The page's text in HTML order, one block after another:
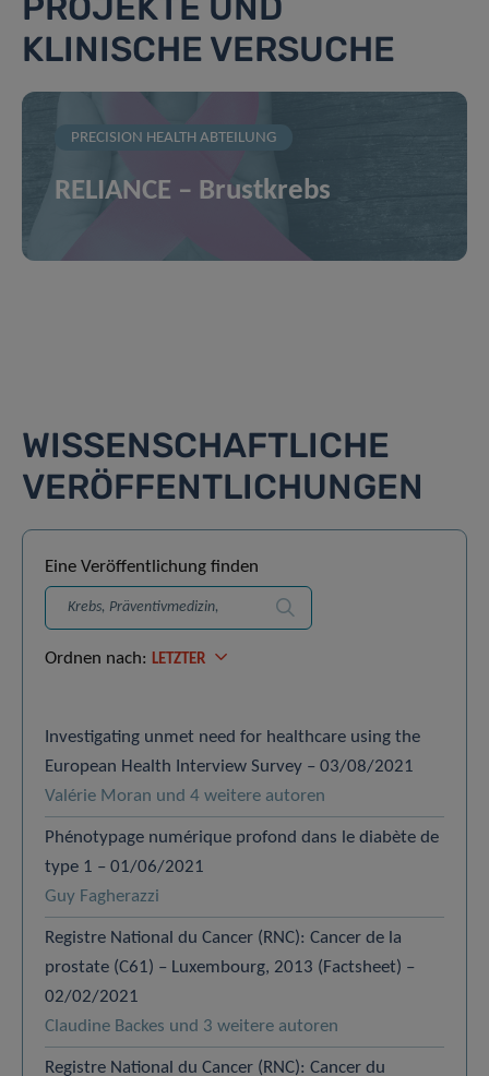
KLINISCHE VERSUCHE
PRECISION HEALTH ABTEILUNG
RELIANCE – Brustkrebs
WISSENSCHAFTLICHE
VERÖFFENTLICHUNGEN
Eine Veröffentlichung finden
Suchen
Ordnen nach: LETZTER
Investigating unmet need for healthcare using the
European Health Interview Survey – 03/08/2021
Valérie Moran und 4 weitere autoren
Phénotypage numérique profond dans le diabète de
type 1 – 01/06/2021
Guy Fagherazzi
Registre National du Cancer (RNC): Cancer de la
prostate (C61) – Luxembourg, 2013 (Factsheet) –
02/02/2021
Claudine Backes und 3 weitere autoren
Registre National du Cancer (RNC): Cancer du